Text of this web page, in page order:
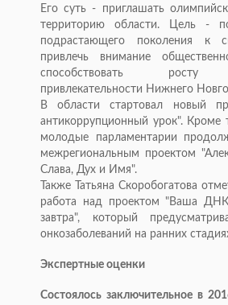
Его суть - приглашать
территорию области. Цель -
подрастающего поколения к
привлечь внимание
способствовать росту
привлекательности Нижнего
В области стартовал новый
антикоррупционный урок". Кроме
молодые парламентарии
межрегиональным проектом
Слава, Дух и Имя".
Также Татьяна Скоробогатова
работа над проектом "Ваша
завтра", который
онкозаболеваний на ранних
Экспертные оценки
Состоялось заключительное в